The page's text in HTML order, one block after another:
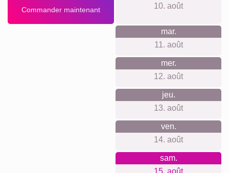
Deuil pour animaux de
Ce que nous défendons
Notre philosophie: pas de compte ni inscription, aucun
tracking ni newsletter, prix clairs sans frais cachés et
système d’accrochage inclus, matériaux et impression
premium, appli web simple pour débutants et pros, formats
du poster à la grande toile, démarche durable et climat
neutre, clients ravis attestés par les avis.